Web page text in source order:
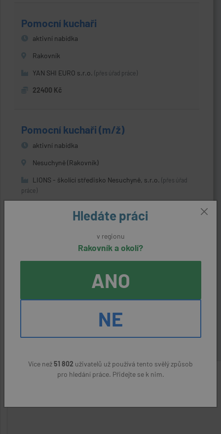
Pomocní kuchaři
aktivní nabídka
Rakovník
YAN SHI EURO s.r.o. (přes úřad práce)
22400 Kč
Pomocní kuchaři (m/ž)
aktivní nabídka
Nesuchyně (Rakovník)
LIONS - školící středisko Nesuchyně, s.r.o. (přes úřad
práce)
Pracovníci v hotelu (m/ž)
aktivní nabídka
Nesuchyně (Rakovník)
Hledáte práci
v regionu
Rakovník a okolí?
ANO
NE
Více než51 802 uživatelů už používá tento svělý způsob
pro hledání práce. Přidejte se k nim.